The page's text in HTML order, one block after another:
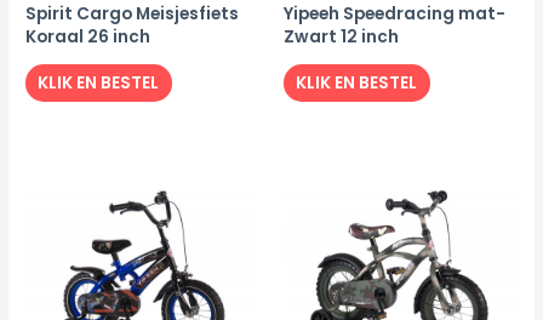
Spirit Cargo Meisjesfiets
Koraal 26 inch
KLIK EN BESTEL
Yipeeh Speedracing mat-
Zwart 12 inch
KLIK EN BESTEL